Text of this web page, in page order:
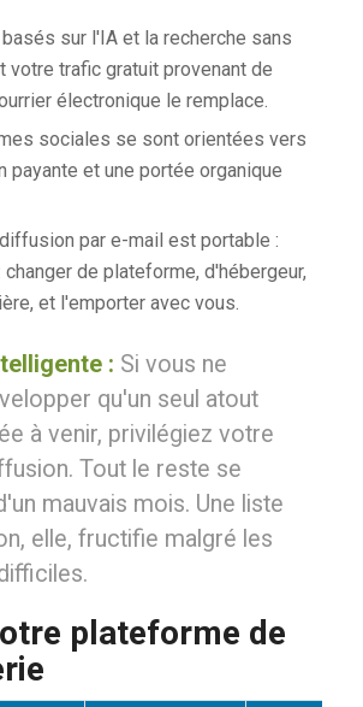
sur l'IA et la recherche sans
votre trafic gratuit provenant de
électronique le remplace.
sociales se sont orientées vers
payante et une portée organique
par e-mail est portable :
de plateforme, d'hébergeur,
et l'emporter avec vous.
: Si vous ne
qu'un seul atout
à venir, privilégiez votre
Tout le reste se
mauvais mois. Une liste
elle, fructifie malgré les
plateforme de